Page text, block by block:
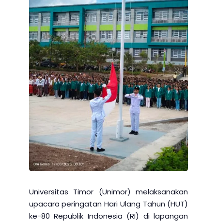
Universitas Timor (Unimor) melaksanakan
upacara peringatan Hari Ulang Tahun (HUT)
ke-80 Republik Indonesia (RI) di lapangan